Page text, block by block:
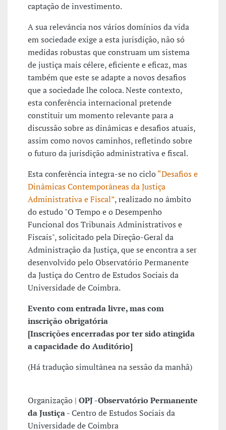
captação de investimento.
A sua relevância nos vários domínios da vida
em sociedade exige a esta jurisdição, não só
medidas robustas que construam um sistema
de justiça mais célere, eficiente e eficaz, mas
também que este se adapte a novos desafios
que a sociedade lhe coloca. Neste contexto,
esta conferência internacional pretende
constituir um momento relevante para a
discussão sobre as dinâmicas e desafios atuais,
assim como novos caminhos, refletindo sobre
o futuro da jurisdição administrativa e fiscal.
Esta conferência integra-se no ciclo“Desafios e
Dinâmicas Contemporâneas da Justiça
Administrativa e Fiscal”, realizado no âmbito
do estudo "O Tempo e o Desempenho
Funcional dos Tribunais Administrativos e
Fiscais", solicitado pela Direção-Geral da
Administração da Justiça, que se encontra a ser
desenvolvido pelo Observatório Permanente
da Justiça do Centro de Estudos Sociais da
Universidade de Coimbra.
Evento com entrada livre, mas com
inscrição obrigatória
[Inscrições encerradas por ter sido atingida
a capacidade do Auditório]
(Há tradução simultânea na sessão da manhã)
Organização | OPJ -Observatório Permanente
da Justiça- Centro de Estudos Sociais da
Universidade de Coimbra